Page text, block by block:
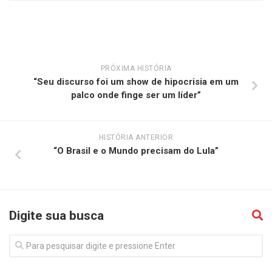
PRÓXIMA HISTÓRIA
“Seu discurso foi um show de hipocrisia em um
palco onde finge ser um líder”
HISTÓRIA ANTERIOR
“O Brasil e o Mundo precisam do Lula”
Digite sua busca